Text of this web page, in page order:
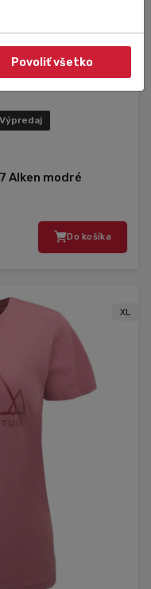
Výpredaj
Alken modré
Do košíka
XL
Povoliť všetko